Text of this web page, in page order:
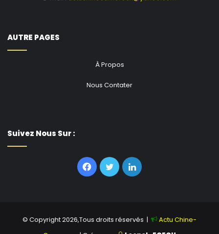
AUTRE PAGES
À Propos
Nous Contater
Suivez Nous Sur :
Facebook
TwitterLinkedin
© Copyright 2026,Tous droits réservés |
Actu Chine-